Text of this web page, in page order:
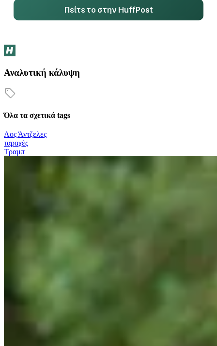
Πείτε το στην HuffPost
Αναλυτική κάλυψη
Όλα τα σχετικά tags
Λος Άντζελες
ταραχές
Τραμπ